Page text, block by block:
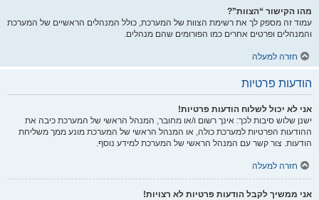
מהו הקישור “הצוות”?
עמוד זה מספק לך את רשימת הצוות של המערכת, כולל המנהלים הראשיים של המערכת
והמנהלים ופרטים אחרים כמו הפורומים שהם מנהלים.
חזרה למעלה
הודעות פרטיות
אני לא יכול לשלוח הודעות פרטיות!
ישנן שלוש סיבות לכך: אינך רשום ו/או מחובר, המנהל הראשי של המערכת כיבה את
ההודעות הפרטיות למערכת כולה, או המנהל הראשי של המערכת מונע ממך משליחת
הודעות. צור קשר עם המנהל הראשי של המערכת למידע נוסף.
חזרה למעלה
אני ממשיך לקבל הודעות פרטיות לא רצויות!